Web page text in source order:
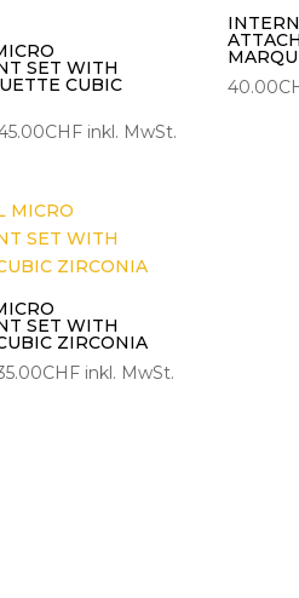
SET WITH
CUBIC
CHFPreisspanne:
inkl. MwSt.
40.00
SET WITH
ZIRCONIA
CHFPreisspanne:
inkl. MwSt.